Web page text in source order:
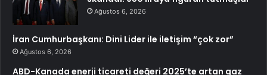
Ağustos 6, 2026
İran Cumhurbaşkanı: Dini Lider ile iletişim “çok zor”
Ağustos 6, 2026
ABD-Kanada enerji ticareti değeri 2025’te artan gaz